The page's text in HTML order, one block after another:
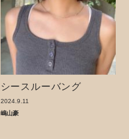
シースルーバング
2024.9.11
嶋山豪